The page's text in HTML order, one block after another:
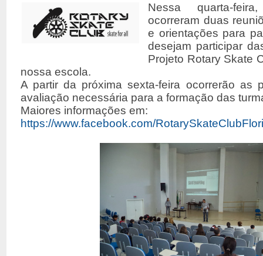
Nessa quarta-
ocorreram duas
e orientações para
desejam participar
Projeto Rotary Skate
nossa escola.
A partir da próxima sexta-feira ocorrerão as
avaliação necessária para a formação das
Maiores informações em:
https://www.facebook.com/